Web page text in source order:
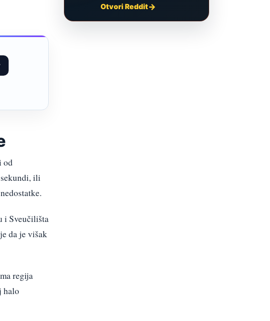
od
ili
i Sveučilišta
da je višak
regija
halo
Otvori Reddit